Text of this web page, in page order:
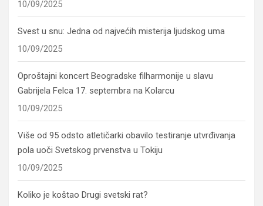
10/09/2025
Svest u snu: Jedna od najvećih misterija ljudskog uma
10/09/2025
Oproštajni koncert Beogradske filharmonije u slavu
Gabrijela Felca 17. septembra na Kolarcu
10/09/2025
Više od 95 odsto atletičarki obavilo testiranje utvrđivanja
pola uoči Svetskog prvenstva u Tokiju
10/09/2025
Koliko je koštao Drugi svetski rat?